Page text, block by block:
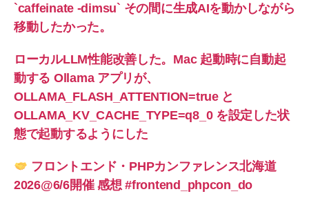
`caffeinate -dimsu` その間に生成AIを動かしながら
移動したかった。
ローカルLLM性能改善した。Mac 起動時に自動起
動する Ollama アプリが、
OLLAMA_FLASH_ATTENTION=true と
OLLAMA_KV_CACHE_TYPE=q8_0 を設定した状
態で起動するようにした
フロントエンド・PHPカンファレンス北海道
2026@6/6開催 感想 #frontend_phpcon_do